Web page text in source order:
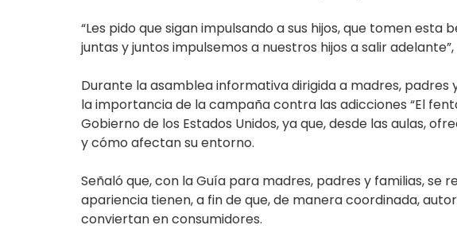
“Les pido que sigan impulsando a sus hijos, que tomen
juntas y juntos impulsemos a nuestros hijos a salir
Durante la asamblea informativa dirigida a madres, padres
la importancia de la campaña contra las adicciones “El
Gobierno de los Estados Unidos, ya que, desde las aulas,
y cómo afectan su entorno.
Señaló que, con la Guía para madres, padres y familias, se
apariencia tienen, a fin de que, de manera coordinada,
conviertan en consumidores.